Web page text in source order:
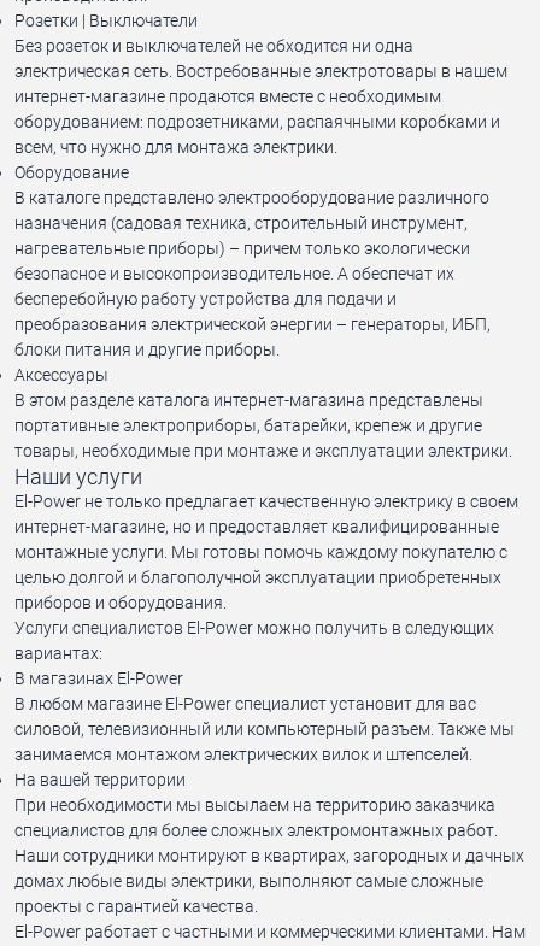
Розетки | Выключатели
Без розеток и выключателей не обходится ни одна
электрическая сеть. Востребованные электротовары в нашем
интернет-магазине продаются вместе с необходимым
оборудованием: подрозетниками, распаячными коробками и
всем, что нужно для монтажа электрики.
Оборудование
В каталоге представлено электрооборудование различного
назначения (садовая техника, строительный инструмент,
нагревательные приборы) – причем только экологически
безопасное и высокопроизводительное. А обеспечат их
бесперебойную работу устройства для подачи и
преобразования электрической энергии – генераторы, ИБП,
блоки питания и другие приборы.
Аксессуары
В этом разделе каталога интернет-магазина представлены
портативные электроприборы, батарейки, крепеж и другие
товары, необходимые при монтаже и эксплуатации электрики.
Наши услуги
El-Power не только предлагает качественную электрику в своем
интернет-магазине, но и предоставляет квалифицированные
монтажные услуги. Мы готовы помочь каждому покупателю с
целью долгой и благополучной эксплуатации приобретенных
приборов и оборудования.
Услуги специалистов El-Power можно получить в следующих
вариантах:
В магазинах El-Power
В любом магазине El-Power специалист установит для вас
силовой, телевизионный или компьютерный разъем. Также мы
занимаемся монтажом электрических вилок и штепселей.
На вашей территории
При необходимости мы высылаем на территорию заказчика
специалистов для более сложных электромонтажных работ.
Наши сотрудники монтируют в квартирах, загородных и дачных
домах любые виды электрики, выполняют самые сложные
проекты с гарантией качества.
El-Power работает с частными и коммерческими клиентами. Нам